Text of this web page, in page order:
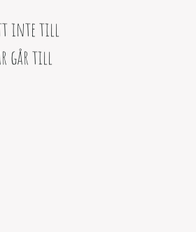
inte till
går till